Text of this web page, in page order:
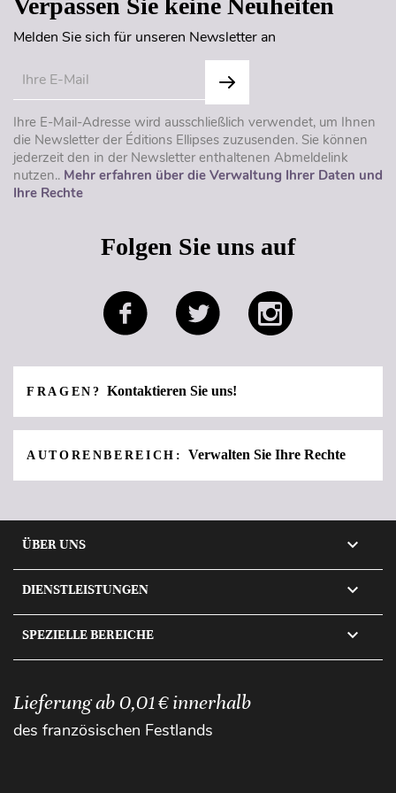
Verpassen Sie keine Neuheiten
Melden Sie sich für unseren Newsletter an
Ihre E-Mail-Adresse wird ausschließlich verwendet, um Ihnen
die Newsletter der Éditions Ellipses zuzusenden. Sie können
jederzeit den in der Newsletter enthaltenen Abmeldelink
nutzen.. Mehr erfahren über die Verwaltung Ihrer Daten und
Ihre Rechte
Folgen Sie uns auf
FRAGEN? Kontaktieren Sie uns!
AUTORENBEREICH: Verwalten Sie Ihre Rechte
ÜBER UNS 
DIENSTLEISTUNGEN 
SPEZIELLE BEREICHE 
Lieferung ab 0,01 € innerhalb
des französischen Festlands